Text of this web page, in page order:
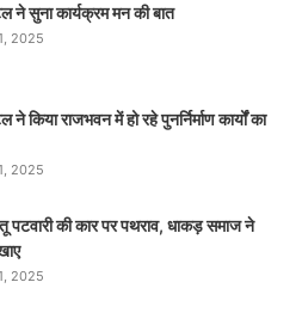
ने सुना कार्यक्रम मन की बात
2025
ने किया राजभवन में हो रहे पुनर्निर्माण कार्यों का
2025
पटवारी की कार पर पथराव, धाकड़ समाज ने
2025